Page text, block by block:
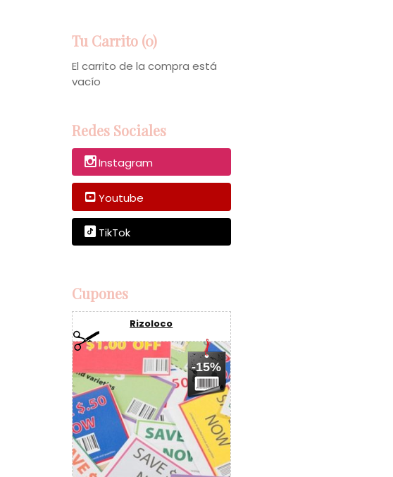
Tu Carrito (0)
El carrito de la compra está
vacío
Redes Sociales
Instagram
Youtube
TikTok
Cupones
Rizoloco
-15%